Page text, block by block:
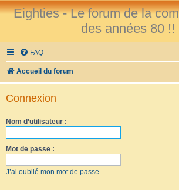
Eighties - Le forum de la
des années 80 !!
FAQ
Accueil du forum
Connexion
Nom d’utilisateur :
Mot de passe :
J’ai oublié mon mot de passe